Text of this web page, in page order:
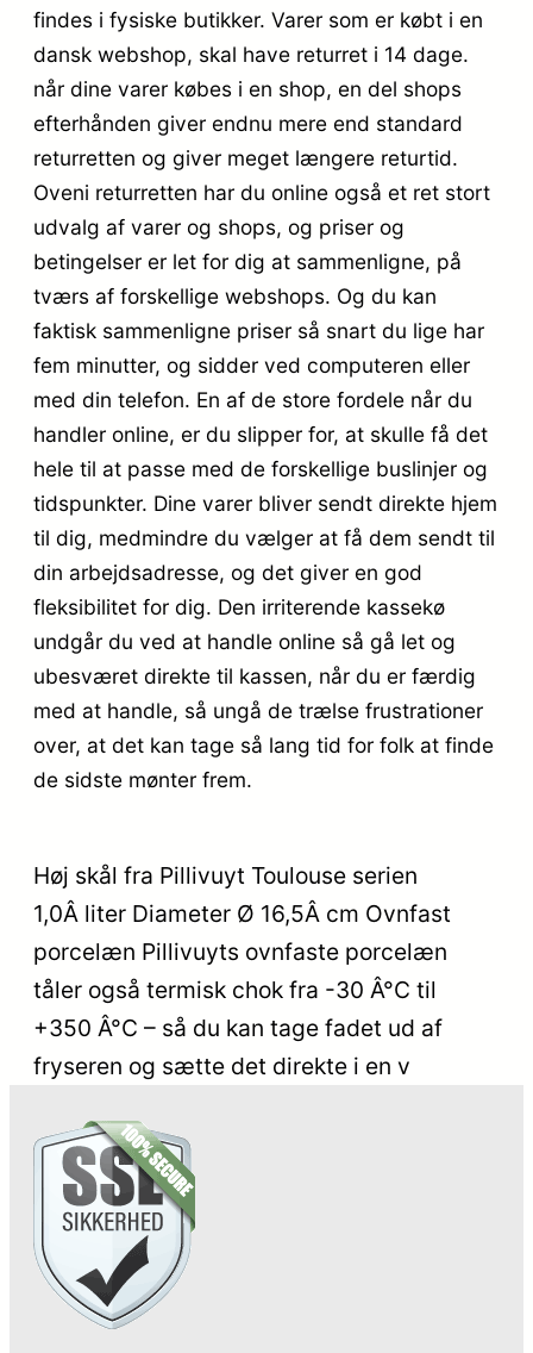
findes i fysiske butikker. Varer som er købt i en
dansk webshop, skal have returret i 14 dage.
når dine varer købes i en shop, en del shops
efterhånden giver endnu mere end standard
returretten og giver meget længere returtid.
Oveni returretten har du online også et ret stort
udvalg af varer og shops, og priser og
betingelser er let for dig at sammenligne, på
tværs af forskellige webshops. Og du kan
faktisk sammenligne priser så snart du lige har
fem minutter, og sidder ved computeren eller
med din telefon. En af de store fordele når du
handler online, er du slipper for, at skulle få det
hele til at passe med de forskellige buslinjer og
tidspunkter. Dine varer bliver sendt direkte hjem
til dig, medmindre du vælger at få dem sendt til
din arbejdsadresse, og det giver en god
fleksibilitet for dig. Den irriterende kassekø
undgår du ved at handle online så gå let og
ubesværet direkte til kassen, når du er færdig
med at handle, så ungå de trælse frustrationer
over, at det kan tage så lang tid for folk at finde
de sidste mønter frem.
Høj skål fra Pillivuyt Toulouse serien
1,0Â liter Diameter Ø 16,5Â cm Ovnfast
porcelæn Pillivuyts ovnfaste porcelæn
tåler også termisk chok fra -30 Â°C til
+350 Â°C – så du kan tage fadet ud af
fryseren og sætte det direkte i en v